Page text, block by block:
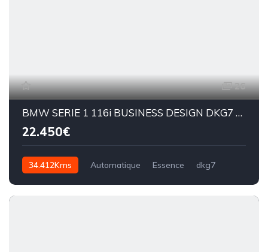
26
BMW SERIE 1 116i BUSINESS DESIGN DKG7 109cv
22.450€
34.412Kms Automatique Essence dkg7